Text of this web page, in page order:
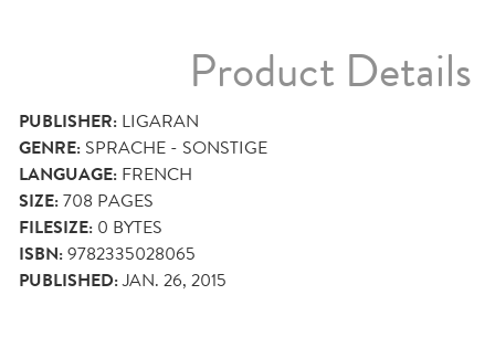
Product Details
PUBLISHER: LIGARAN
GENRE: SPRACHE - SONSTIGE
LANGUAGE: FRENCH
SIZE:708 PAGES
FILESIZE: 0 BYTES
ISBN:9782335028065
PUBLISHED:JAN. 26, 2015